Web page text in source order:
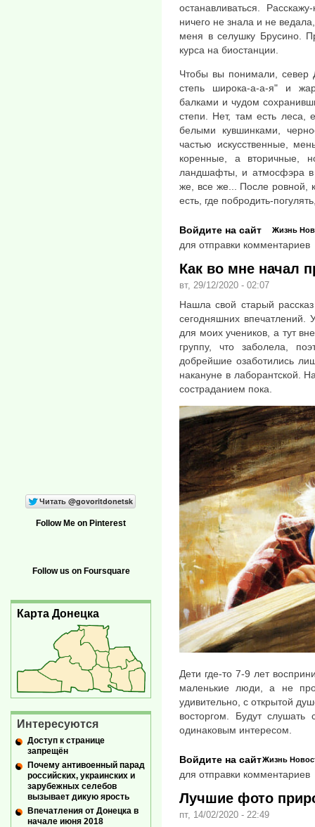
останавливаться.
ничего не знала и не
меня в селушку Брусино.
курса на биостанции.
Чтобы вы понимали, север
степь широка-а-а-я" и
балками и чудом
степи. Нет, там есть леса,
белыми кувшинками,
частью искусственные,
коренные, а вторичные,
ландшафты, и атмосфэра
же, все же... После ровной,
есть, где побродить-
Жизнь
Войдите на сайт
для отправки комментариев
Как во мне начал
вт, 29/12/2020 - 02:07
Нашла свой старый
сегодняшних впечатлений.
для моих учеников, а тут
группу, что заболела,
добрейшие озаботились
накануне в лаборантской.
состраданием пока.
Дети где-то 7-9 лет
маленькие люди, а не
удивительно, с открытой
восторгом. Будут
одинаковым интересом.
Жизнь
Войдите на сайт
для отправки комментариев
Лучшие фото
пт, 14/02/2020 - 22:49
Follow Me on Pinterest
Follow us on Foursquare
Карта Донецка
Интересуются
Доступ к странице
запрещён
Почему антивоенный парад
российских, украинских и
зарубежных селебов
вызывает дикую ярость
Впечатления от Донецка в
начале июня 2018